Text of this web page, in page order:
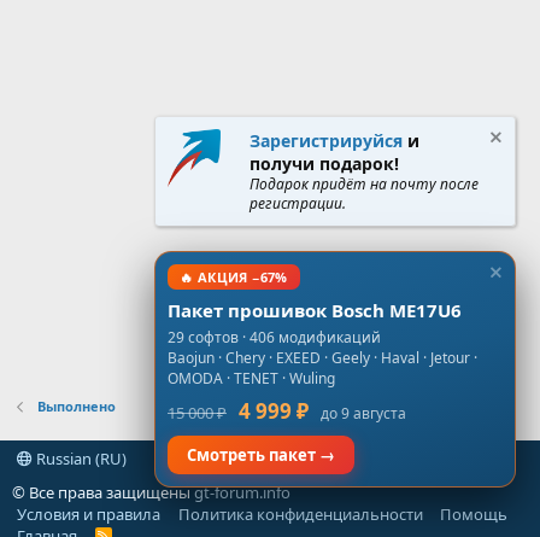
Выполнено
Russian (RU)
© Все права защищеныgt-forum.info
Условия и правила
Политика конфиденциальности
Помощь
Зарегистрируйся и
получи подарок!
Подарок придёт на почту после
регистрации.
🔥 АКЦИЯ −67%
Пакет прошивок Bosch ME17U6
29 софтов · 406 модификаций
Baojun · Chery · EXEED · Geely · Haval · Jetour ·
OMODA · TENET · Wuling
15 000 ₽ 4 999 ₽ до 9 августа
Смотреть пакет →